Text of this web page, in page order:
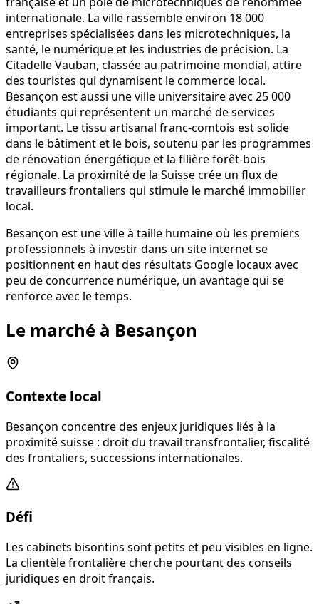
internationale. La ville rassemble environ 18 000
entreprises spécialisées dans les microtechniques, la
santé, le numérique et les industries de précision. La
Citadelle Vauban, classée au patrimoine mondial, attire
des touristes qui dynamisent le commerce local.
Besançon est aussi une ville universitaire avec 25 000
étudiants qui représentent un marché de services
important. Le tissu artisanal franc-comtois est solide
dans le bâtiment et le bois, soutenu par les programmes
de rénovation énergétique et la filière forêt-bois
régionale. La proximité de la Suisse crée un flux de
travailleurs frontaliers qui stimule le marché immobilier
local.
Besançon est une ville à taille humaine où les premiers
professionnels à investir dans un site internet se
positionnent en haut des résultats Google locaux avec
peu de concurrence numérique, un avantage qui se
renforce avec le temps.
Le marché à Besançon
Contexte local
Besançon concentre des enjeux juridiques liés à la
proximité suisse : droit du travail transfrontalier, fiscalité
des frontaliers, successions internationales.
Défi
Les cabinets bisontins sont petits et peu visibles en ligne.
La clientèle frontalière cherche pourtant des conseils
juridiques en droit français.